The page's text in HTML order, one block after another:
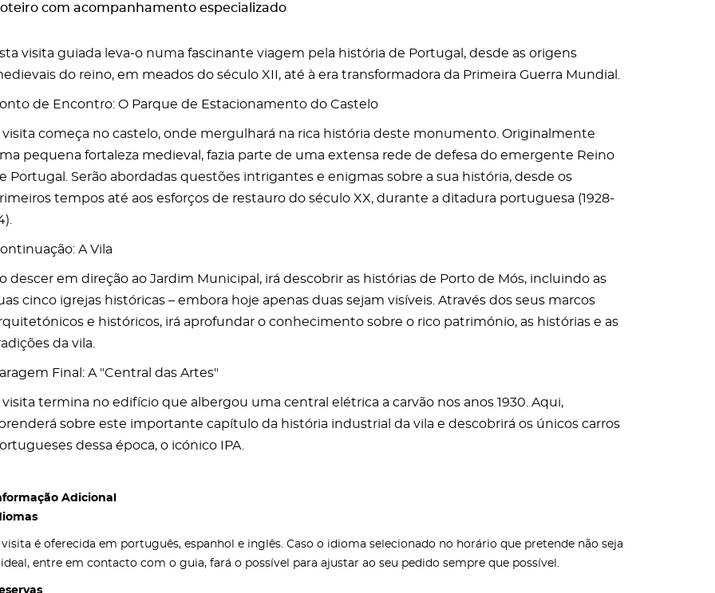
com acompanhamento especializado
visita guiada leva-o numa fascinante viagem pela história de Portugal, desde as origens
do reino, em meados do século XII, até à era transformadora da Primeira Guerra Mundial.
de Encontro: O Parque de Estacionamento do Castelo
visita começa no castelo, onde mergulhará na rica história deste monumento. Originalmente
pequena fortaleza medieval, fazia parte de uma extensa rede de defesa do emergente Reino
Portugal. Serão abordadas questões intrigantes e enigmas sobre a sua história, desde os
tempos até aos esforços de restauro do século XX, durante a ditadura portuguesa (1928-
A Vila
descer em direção ao Jardim Municipal, irá descobrir as histórias de Porto de Mós, incluindo as
cinco igrejas históricas – embora hoje apenas duas sejam visíveis. Através dos seus marcos
e históricos, irá aprofundar o conhecimento sobre o rico património, as histórias e as
da vila.
Final: A "Central das Artes"
visita termina no edifício que albergou uma central elétrica a carvão nos anos 1930. Aqui,
sobre este importante capítulo da história industrial da vila e descobrirá os únicos carros
dessa época, o icónico IPA.
Adicional
visita é oferecida em português, espanhol e inglês. Caso o idioma selecionado no horário que pretende não seja
entre em contacto com o guia, fará o possível para ajustar ao seu pedido sempre que possível.